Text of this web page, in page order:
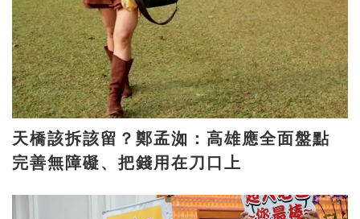
天橋該拆該留？鄭孟洳：高雄應全面盤點
完善無障礙、把錢用在刀口上